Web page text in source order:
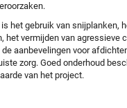
het gebruik van snijplanken,
het vermijden van agressieve
aanbevelingen voor
zorg. Goed onderhoud
van het project.